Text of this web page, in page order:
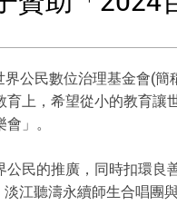
公民數位治理基金會(
育上，希望從小的教育
」。
民的推廣，同時扣環良
江聽濤永續師生合唱團